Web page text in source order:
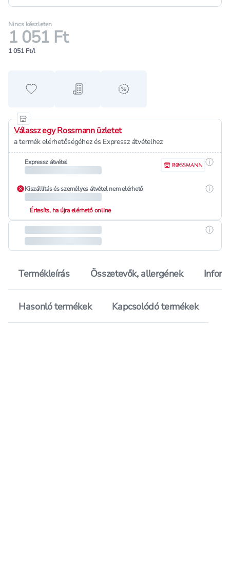
Nincs készleten
1 051 Ft
1 051 Ft/l
Hozzáadás a kedvencekhez
Hozzáadás a bevásárló listához
alert when on sale
Válassz egy Rossmann üzletet
a termék elérhetőségéhez és Expressz átvételhez
Expressz átvétel
Kiszállítás és személyes átvétel nem elérhető
Értesíts, ha újra elérhető online
Termékleírás Összetevők, allergének
Hasonló termékek Kapcsolódó termékek